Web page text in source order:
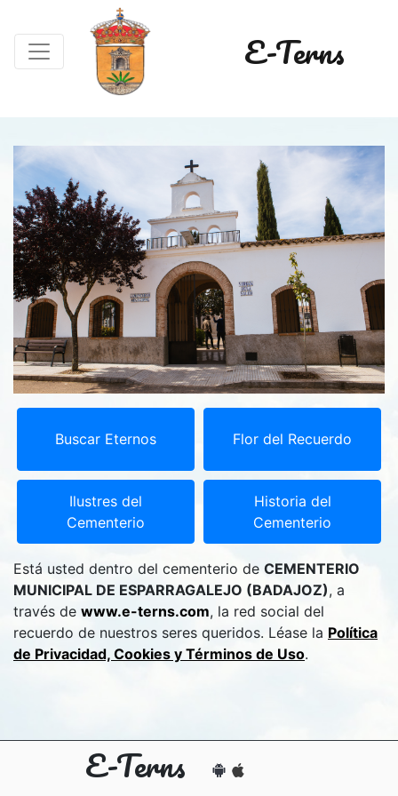
E-Terns
Buscar Eternos Flor del Recuerdo
Ilustres del
Cementerio
Historia del
Cementerio
Está usted dentro del cementerio de CEMENTERIO
MUNICIPAL DE ESPARRAGALEJO (BADAJOZ), a
través de www.e-terns.com, la red social del
recuerdo de nuestros seres queridos. Léase la Política
de Privacidad, Cookies y Términos de Uso.
E-Terns